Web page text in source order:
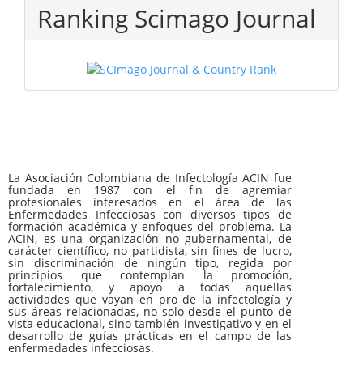
Ranking Scimago Journal
La Asociación Colombiana de Infectología ACIN fue
fundada en 1987 con el fin de agremiar
profesionales interesados en el área de las
Enfermedades Infecciosas con diversos tipos de
formación académica y enfoques del problema. La
ACIN, es una organización no gubernamental, de
carácter científico, no partidista, sin fines de lucro,
sin discriminación de ningún tipo, regida por
principios que contemplan la promoción,
fortalecimiento, y apoyo a todas aquellas
actividades que vayan en pro de la infectología y
sus áreas relacionadas, no solo desde el punto de
vista educacional, sino también investigativo y en el
desarrollo de guías prácticas en el campo de las
enfermedades infecciosas.